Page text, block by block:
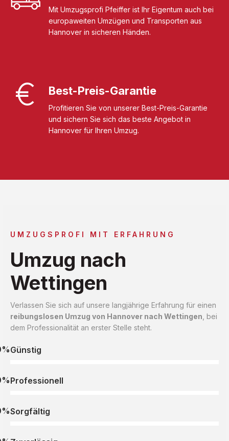
Mit Umzugsprofi Pfeiffer ist Ihr Eigentum auch bei
europaweiten Umzügen und Transporten aus
Hannover in sicheren Händen.
Best-Preis-Garantie
Profitieren Sie von unserer Best-Preis-Garantie
und sichern Sie sich das beste Angebot in
Hannover für Ihren Umzug.
UMZUGSPROFI MIT ERFAHRUNG
Umzug nach
Wettingen
Verlassen Sie sich auf unsere langjährige Erfahrung für einen
reibungslosen Umzug von Hannover nach Wettingen , bei
dem Professionalität an erster Stelle steht.
Günstig
Professionell
Sorgfältig